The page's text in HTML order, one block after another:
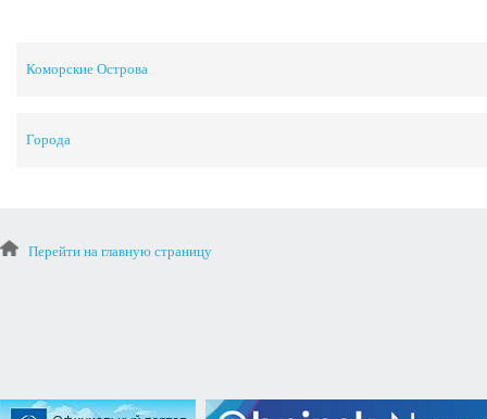
Коморские Острова
Города
Перейти на главную страницу